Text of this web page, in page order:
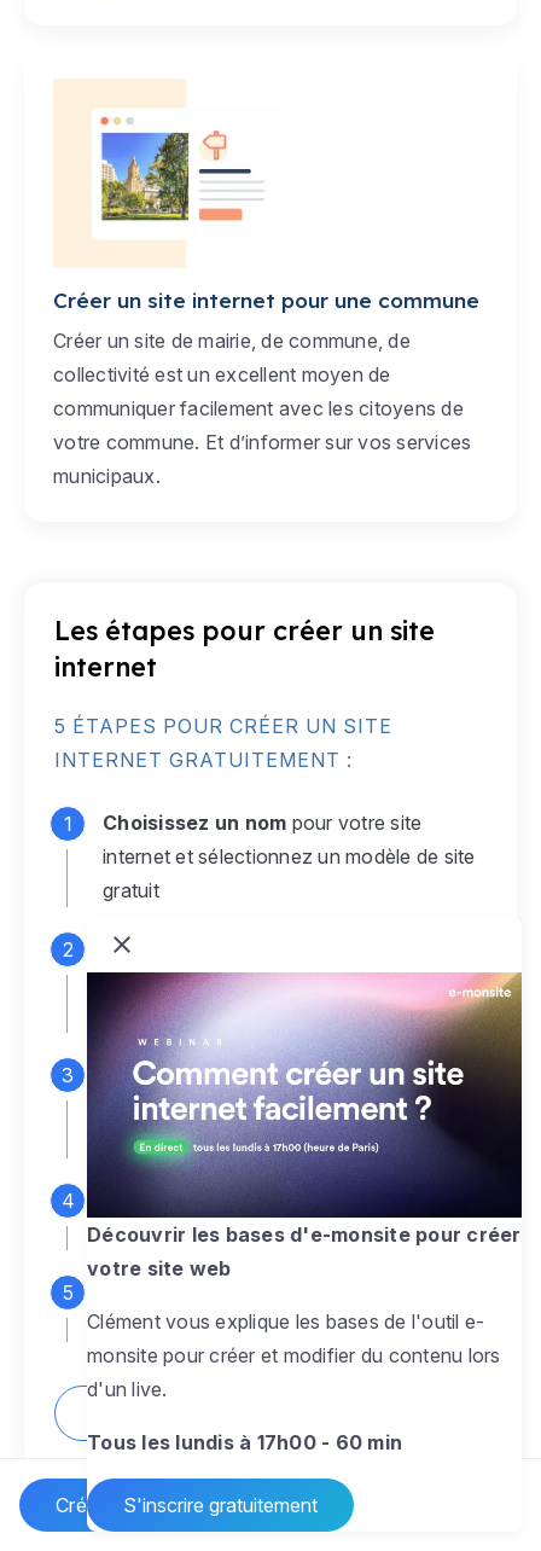
Créer un site Internet
Créer un site internet pour une commune
Créer un site de mairie, de commune, de
collectivité est un excellent moyen de
communiquer facilement avec les citoyens de
votre commune. Et d’informer sur vos services
municipaux.
Les étapes pour créer un site
internet
5 ÉTAPES POUR CRÉER UN SITE
INTERNET GRATUITEMENT :
Choisissez un nom pour votre site
internet et sélectionnez un modèle de site
gratuit
Connectez-vous
monsite gratuit pour accéder à votre
espace d'administration
Personnalisez entièrement le
designpour créer un site web sur-mesure,
à votre image
Ajoutez des pagessans limite pour
présenter votre activité, votre passion
pour rendre votre site dynamique
Découvrir les bases d'e-monsite pour créer
votre site web
Clément vous explique les bases de l'outil e-
monsite pour créer et modifier du contenu lors
d'un live.
Tous les lundis à 17h00 - 60 min
S'inscrire gratuitement